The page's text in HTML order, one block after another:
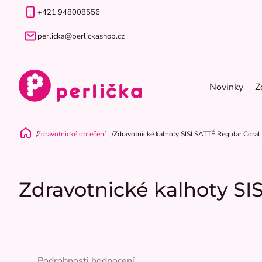
+421 948008556
perlicka@perlickashop.cz
Novinky
Domů
Zdravotnické oblečení Zdravotnické kalhoty SISI SATTÉ Regular Coral
Zdravotnické kalhoty
hodnocení